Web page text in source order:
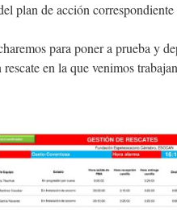
plan de acción correspondiente
para poner a prueba y
en la que venimos